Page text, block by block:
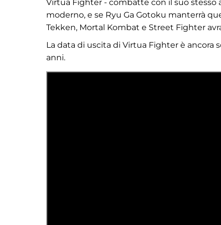
Virtua Fighter - combatte con il suo stesso
moderno, e se Ryu Ga Gotoku manterrà
Tekken, Mortal Kombat e Street Fighter
La data di uscita di Virtua Fighter è ancora
anni.